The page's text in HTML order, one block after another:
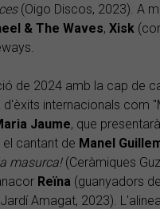
(Oigo Discos, 2023). A
& The Waves, Xisk
de 2024 amb la cap de
d'èxits internacionals com
Jaume, que
el cantant de Manel
masurca! (Ceràmiques
Reïna (guanyadors
Amagat, 2023).